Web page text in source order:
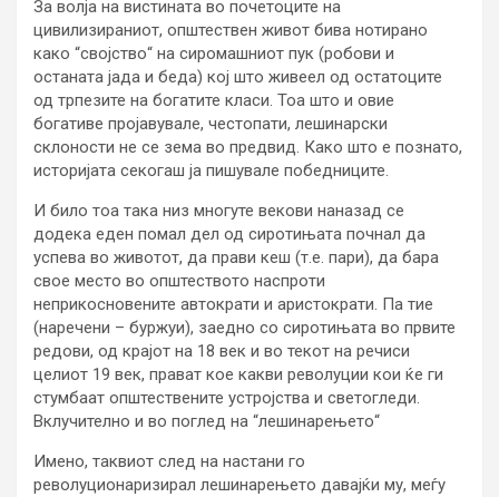
За волја на вистината во почетоците на
цивилизираниот, општествен живот бива нотирано
како “својство“ на сиромашниот пук (робови и
останата јада и беда) кој што живеел од остатоците
од трпезите на богатите класи. Тоа што и овие
богативе пројавувале, честопати, лешинарски
склоности не се зема во предвид. Како што е познато,
историјата секогаш ја пишувале победниците.
И било тоа така низ многуте векови наназад се
додека еден помал дел од сиротињата почнал да
успева во животот, да прави кеш (т.е. пари), да бара
свое место во општеството наспроти
неприкосновените автократи и аристократи. Па тие
(наречени – буржуи), заедно со сиротињата во првите
редови, од крајот на 18 век и во текот на речиси
целиот 19 век, прават кое какви револуции кои ќе ги
стумбаат општествените устројства и светогледи.
Вклучително и во поглед на “лешинарењето“
Имено, таквиот след на настани го
револуционаризирал лешинарењето давајќи му, меѓу